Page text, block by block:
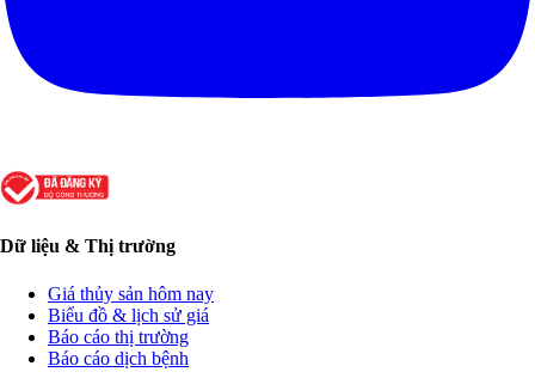
Dữ liệu & Thị trường
Giá thủy sản hôm nay
Biểu đồ & lịch sử giá
Báo cáo thị trường
Báo cáo dịch bệnh